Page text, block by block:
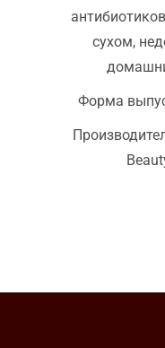
сухом,
Форма